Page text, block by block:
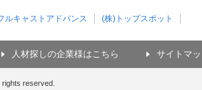
ルキャストアドバンス (株)トップスポット
人材探しの企業様はこちら サイトマ
reserved.